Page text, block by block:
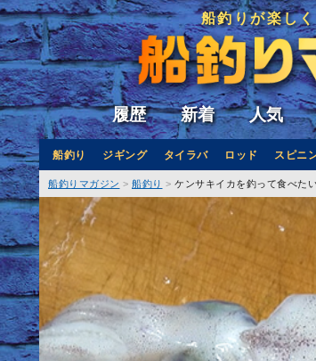
船釣りが楽し
履歴 新着 人気
船釣り ジギング タイラバ ロッド スピニ
船釣りマガジン 船釣り ケンサキイカを釣って食べた